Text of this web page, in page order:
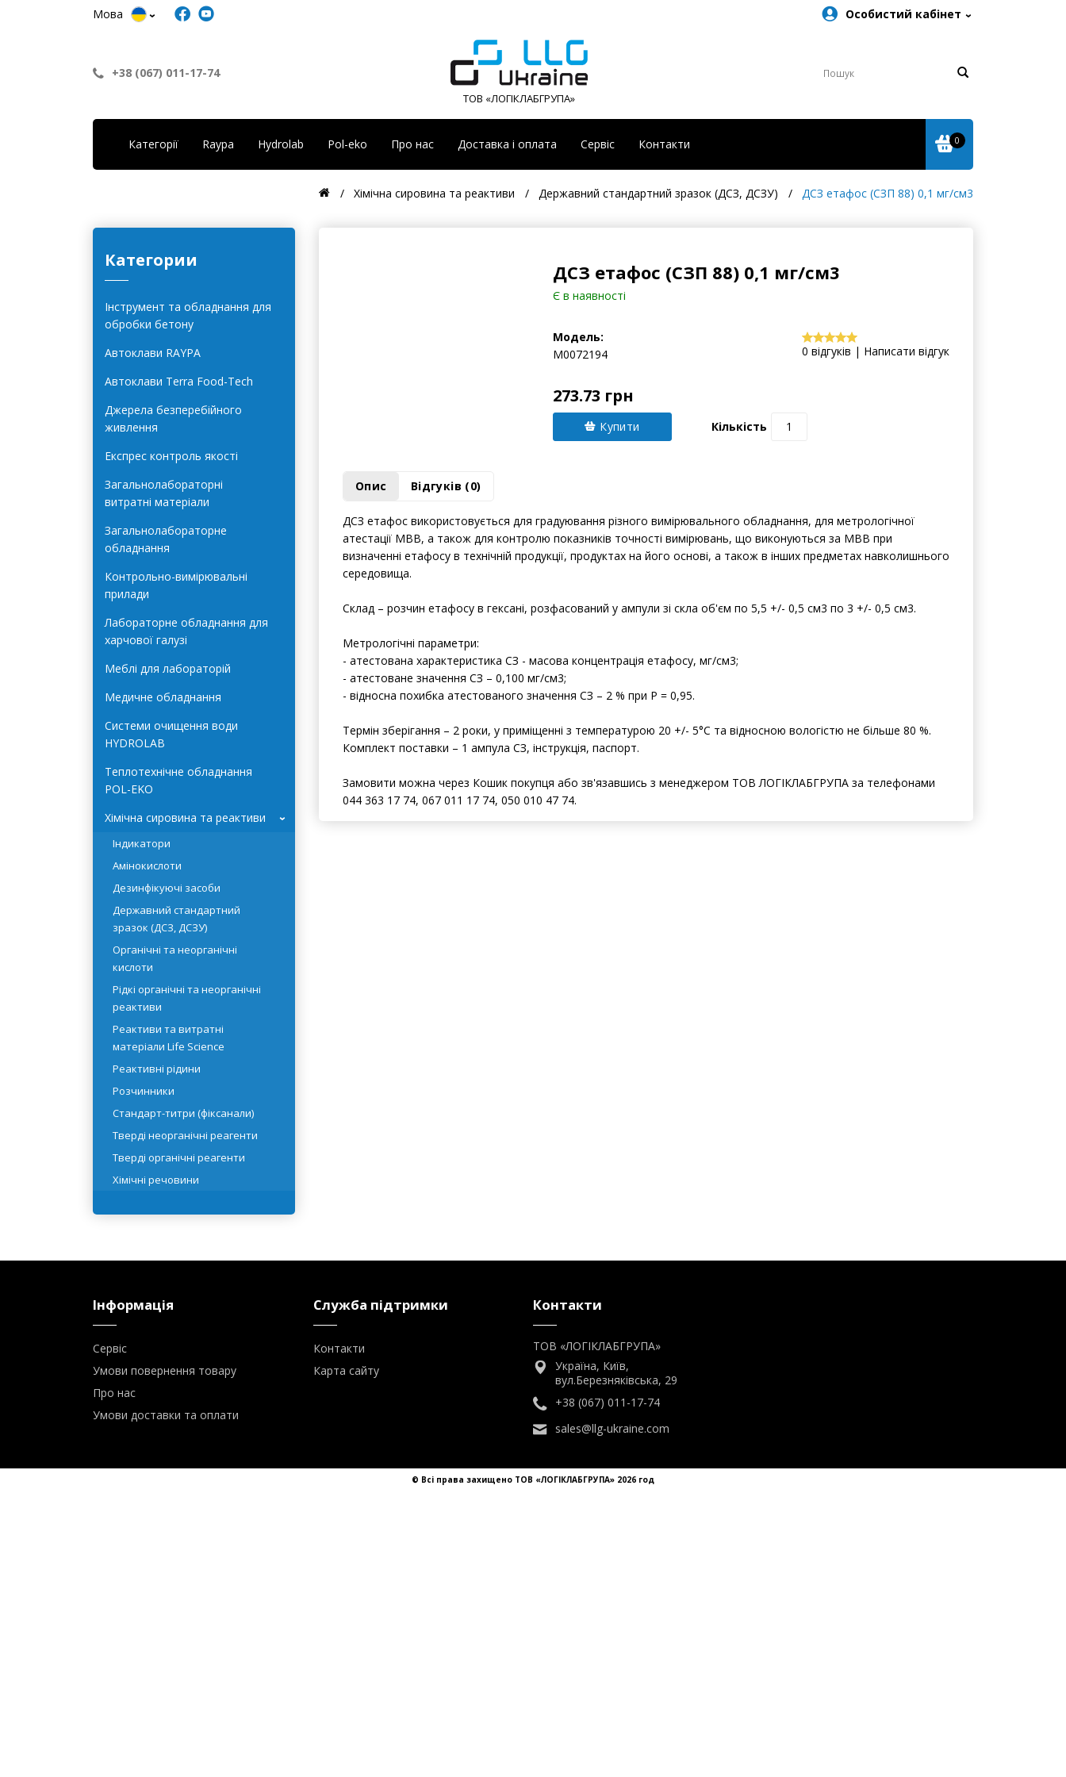
Мова Особистий кабінет
+38 (067) 011-17-74
ТОВ «ЛОГІКЛАБГРУПА»
Категорії Raypa Hydrolab Pol-eko Про нас Доставка і оплата Сервіс Контакти 0
Хімічна сировина та реактиви Державний стандартний зразок (ДСЗ, ДСЗУ) ДСЗ етафос (СЗП 88) 0,1 мг/см3
Категории
Інструмент та обладнання для
обробки бетону
Автоклави RAYPA
Автоклави Terra Food-Tech
Джерела безперебійного
живлення
Експрес контроль якості
Загальнолабораторні
витратні матеріали
Загальнолабораторне
обладнання
Контрольно-вимірювальні
прилади
Лабораторне обладнання для
харчової галузі
Меблі для лабораторій
Медичне обладнання
Системи очищення води
HYDROLAB
Теплотехнічне обладнання
POL-EKO
Хімічна сировина та реактиви
›
Індикатори
Амінокислоти
Дезинфікуючі засоби
Державний стандартний
зразок (ДСЗ, ДСЗУ)
Органічні та неорганічні
кислоти
Рідкі органічні та неорганічні
реактиви
Реактиви та витратні
матеріали Life Science
Реактивні рідини
Розчинники
Стандарт-титри (фіксанали)
Тверді неорганічні реагенти
Тверді органічні реагенти
Хімічні речовини
ДСЗ етафос (СЗП 88) 0,1 мг/см3
Є в наявності
Модель:
М0072194
0 відгуків | Написати відгук
273.73 грн
Кількість
Купити
Опис Відгуків (0)
ДСЗ етафос використовується для градуювання різного вимірювального обладнання, для метрологічної
атестації МВВ, а також для контролю показників точності вимірювань, що виконуються за МВВ при
середовища.
Склад – розчин етафосу в гексані, розфасований у ампули зі скла об'єм по 5,5 +/- 0,5 см3 по 3 +/- 0,5 см3.
Метрологічні параметри:
- атестована характеристика СЗ - масова концентрація етафосу, мг/см3;
- відносна похибка атестованого значення СЗ – 2 % при Р = 0,95.
Комплект поставки – 1 ампула СЗ, інструкція, паспорт.
Замовити можна через Кошик покупця або зв'язавшись з менеджером ТОВ ЛОГІКЛАБГРУПА за телефонами
Інформація
Сервіс
Умови повернення товару
Про нас
Умови доставки та оплати
Служба підтримки
Контакти
Карта сайту
Контакти
ТОВ «ЛОГІКЛАБГРУПА»
Україна, Київ,
вул.Березняківська, 29
+38 (067) 011-17-74
sales@llg-ukraine.com
© Всі права захищено ТОВ «ЛОГІКЛАБГРУПА» 2026 год